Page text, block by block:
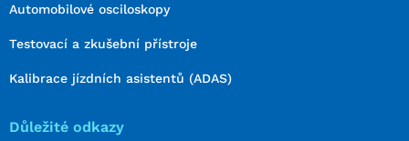
Automobilové osciloskopy
Testovací a zkušební přístroje
Kalibrace jízdních asistentů (ADAS)
Důležité odkazy